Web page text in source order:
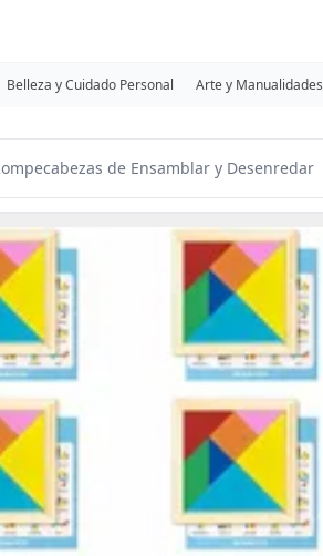
Belleza y Cuidado Personal Arte y Manualidades
de Ensamblar y Desenredar